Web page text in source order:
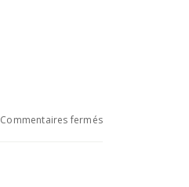
Commentaires ferméssur